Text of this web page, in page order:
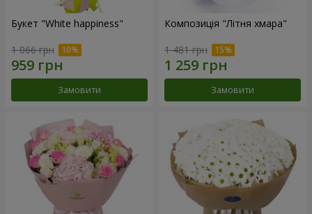
Букет "White happiness"
1 066 грн
Замовити
Композиція "Літня хмара"
1 481 грн
Замовити